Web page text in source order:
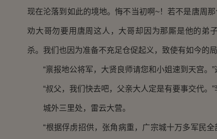
现在沦落到如此的境地。悔不当初啊~！若不是唐周
劝大哥勿要用唐周这人，大哥却因为那厮是他的弟
杀。我们也因为准备不充足仓促起义，致使有如今的局
“禀报地公将军，大贤良师请您和小姐速到天宫。”
“叔父，我们快去吧，父亲大人定是有要事交代。”
城外三里处，雷云大营。
“根据俘虏招供，张角病重，广宗城十万多军民全